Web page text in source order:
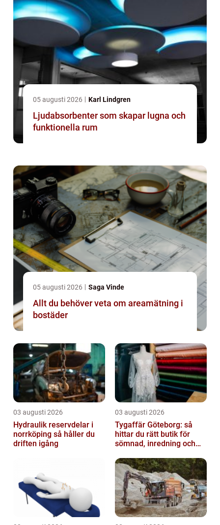
05 augusti 2026 Karl Lindgren
Ljudabsorbenter som skapar lugna och
funktionella rum
05 augusti 2026 Saga Vinde
Allt du behöver veta om areamätning i
bostäder
03 augusti 2026
Hydraulik reservdelar i
norrköping så håller du
driften igång
03 augusti 2026
Tygaffär Göteborg: så
hittar du rätt butik för
sömnad, inredning och